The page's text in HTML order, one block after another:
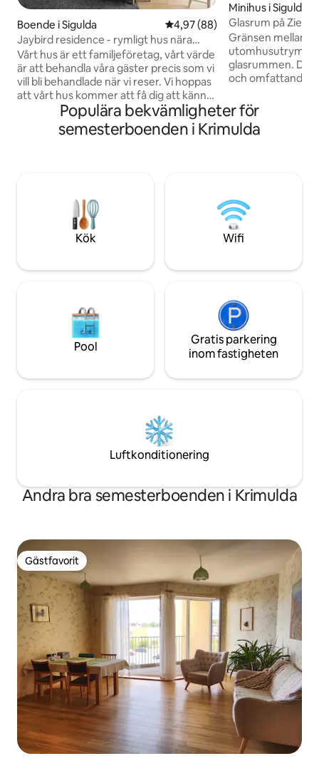
Boende i Sigulda 4,97 av 5 i genomsnittligt
4,97 (88)
Jaybird residence - rymligt hus nära
Sigulda
Vårt hus är ett familjeföretag, vårt värde
är att behandla våra gäster precis som vi
vill bli behandlade när vi reser. Vi hoppas
att vårt hus kommer att få dig att känna
dig som hemma och avslappnad, så att
du kan njuta av din semester fullt ut.
Målarkonstnärliga staden Sigulda ligger
andra aktiviteter — allt är nära. Och du
kommer att ha 5 000 m2 gård för dina
egna fritidsaktiviteter.
Minihus i Sigulda
Glasrum på
naturstuga
Gränsen mellan
glasrummen. De
och omfattande
för samman
värme och
naturen när du
nedfällbar
kan höjas från
sovplats finns på
boende har sitt
Populära bekvämligheter för
semesterboenden i Krimulda
Kök Wifi
Pool
Gratis parkering
inom fastigheten
Luftkonditionering
Andra bra semesterboenden i Krimulda
Gästfavorit
Gästfavorit